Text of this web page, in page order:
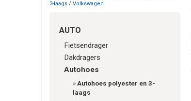
3-laags / Volkswagen
AUTO
Fietsendrager
Dakdragers
Autohoes
»Autohoes polyester en 3-
laags